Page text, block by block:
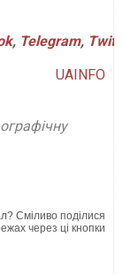
, Telegram,
UAINFO
Сміливо поділися
через ці кнопки